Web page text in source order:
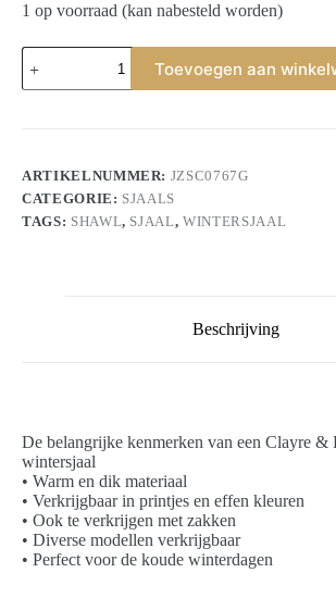
1 op voorraad (kan nabesteld worden)
Sjaal
grijs
aantal
Toevoegen aan
ARTIKELNUMMER: JZSC0767G
CATEGORIE: SJAALS
TAGS: SHAWL, SJAAL,WINTERSJAAL
Beschrijving
De belangrijke kenmerken van een Clayre &
wintersjaal
• Warm en dik materiaal
• Verkrijgbaar in printjes en effen kleuren
• Ook te verkrijgen met zakken
• Diverse modellen verkrijgbaar
• Perfect voor de koude winterdagen